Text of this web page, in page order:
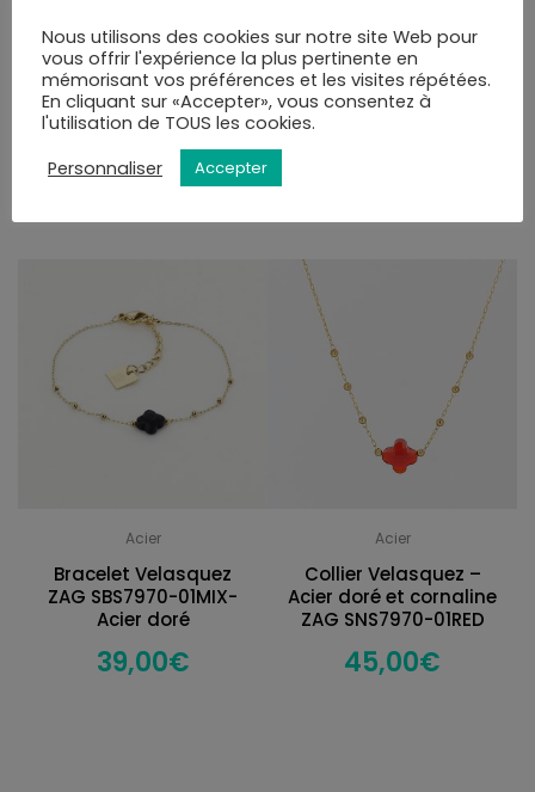
Vous pourrez choisir le mode de livraison au moment
de la validation du panier.
VOUS AIMEREZ PEUT-ÊTRE AUSSI…
Acier
Bracelet Velasquez
ZAG SBS7970-01MIX-
Acier doré
39,00€
Acier
Collier Velasquez –
Acier doré et cornaline
ZAG SNS7970-01RED
45,00€
Nous utilisons des cookies sur notre site Web pour
vous offrir l'expérience la plus pertinente en
mémorisant vos préférences et les visites répétées.
En cliquant sur «Accepter», vous consentez à
l'utilisation de TOUS les cookies.
Personnaliser
Accepter